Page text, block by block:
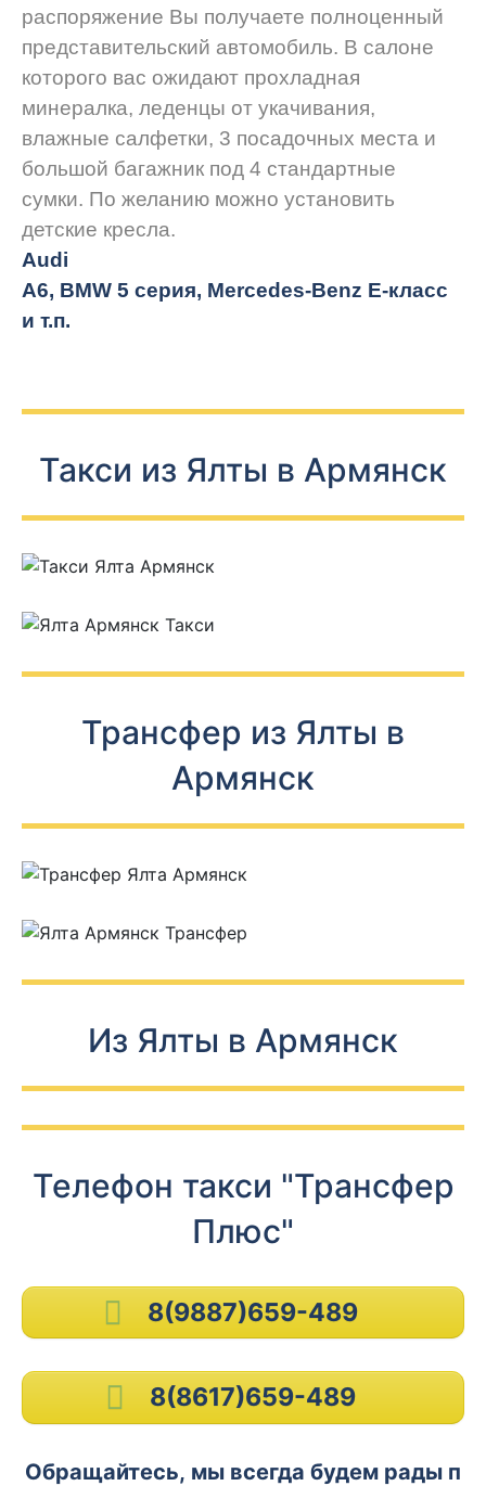
распоряжение Вы получаете полноценный
представительский автомобиль. В салоне
которого вас ожидают прохладная
минералка, леденцы от укачивания,
влажные салфетки, 3 посадочных места и
большой багажник под 4 стандартные
сумки. По желанию можно установить
детские кресла.
Audi
A6, BMW 5 серия, Mercedes-Benz E-класс
и т.п.
Такси из Ялты в Армянск
Трансфер из Ялты в
Армянск
Из Ялты в Армянск
Телефон такси "Трансфер
Плюс"
8(9887)659-489
8(8617)659-489
Обращайтесь, мы всегда будем рады п